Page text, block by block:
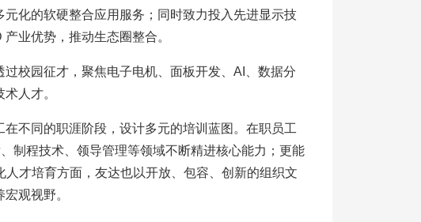
化的软硬整合应用服务；同时致力投入先进显示技
业优势，推动生态圈整合。
校园征才，聚焦电子电机、面板开发、AI、数据分
人才。
不同的职涯阶段，设计多元的培训蓝图。在职员工
制程技术、领导管理等领域不断精进核心能力；更能
人才培育方面，友达也以开放、包容、创新的组织文
观视野。